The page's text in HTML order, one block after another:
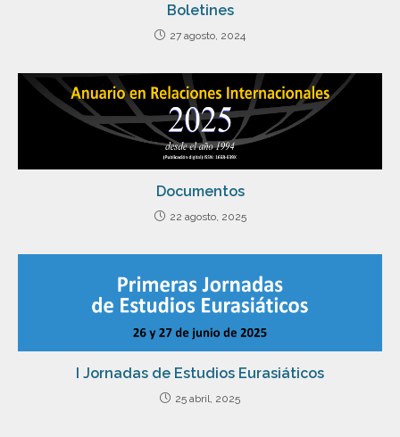
Boletines
27 agosto, 2024
Documentos
22 agosto, 2025
I Jornadas de Estudios Eurasiáticos
25 abril, 2025